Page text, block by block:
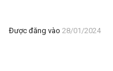
Được đăng vào 28/01/2024